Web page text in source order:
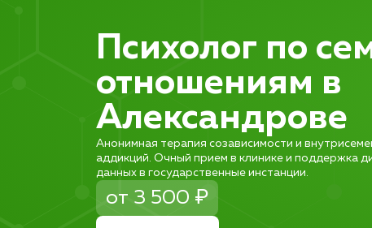
Психолог по
отношениям в
Александрове
Анонимная терапия созависимости и
аддикций. Очный прием в клинике и поддержка
данных в государственные инстанции.
от 3 500 ₽